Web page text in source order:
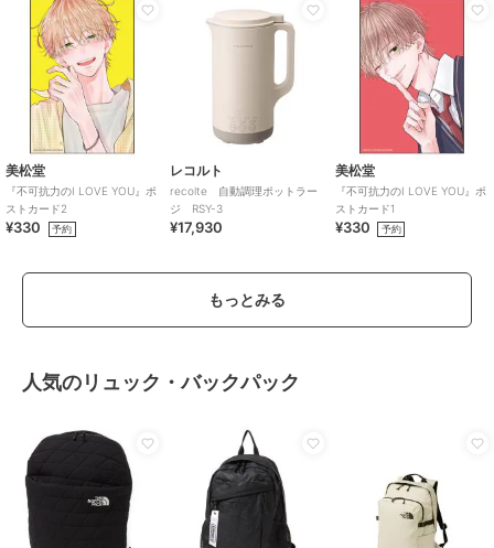
商品カテゴリ コンタクトレンズ
カラコン・
サークルレンズ
カラー
パールベージュ、パールロゼ、パ
ールスノーグレー、マシュマロミ
ルク、テディモカ、ミルクブラウ
ニー、くぎづけの心、ひとめぼれ
の恋、アプリコットブラウン、ク
リアキャメル、シャンパンブラウ
ン、ナチュラルブラウン、ナチュ
ラルブラック、ブラウンマリアー
ジュ、ティアーミューズ、ローズ
30サイズ展開
特徴
コンタクトレンズ
6mm/13.8mm/14.5mm
フチあり UVカット
カラコン・サークルレンズ
ワンデー/度あり
/13.8mm / 14.5mm
フチあり / UVカット
美松堂
『不可抗力のI LOVE YOU』ポ
ストカード2
¥330 予約
レコルト
recolte 自動調理ポットラー
ジ RSY-3
¥17,930
美松堂
『不可抗力のI LOVE YOU』ポ
ストカード1
¥330 予約
もっとみる
人気のリュック・バックパック